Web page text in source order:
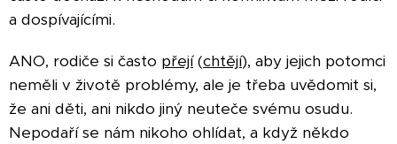
a dospívajícími.
ANO, rodiče si často přejí(chtějí), aby jejich potomci
neměli v životě problémy, ale je třeba uvědomit si,
že ani děti, ani nikdo jiný neuteče svému osudu.
Nepodaří se nám nikoho ohlídat, a když někdo